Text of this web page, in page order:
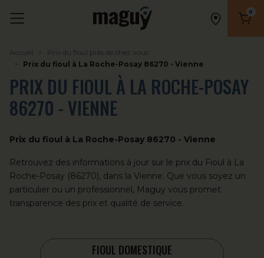
0
Accueil
Prix du fioul près de chez vous
Prix du fioul à La Roche-Posay 86270 - Vienne
PRIX DU FIOUL À LA ROCHE-POSAY
86270 - VIENNE
Prix du fioul à La Roche-Posay 86270 - Vienne
Retrouvez des informations à jour sur le prix du Fioul à La
Roche-Posay (86270), dans la Vienne. Que vous soyez un
particulier ou un professionnel, Maguy vous promet
transparence des prix et qualité de service.
FIOUL DOMESTIQUE